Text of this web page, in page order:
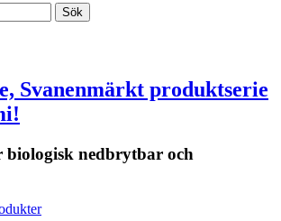
Svanenmärkt produktserie
biologisk nedbrytbar och